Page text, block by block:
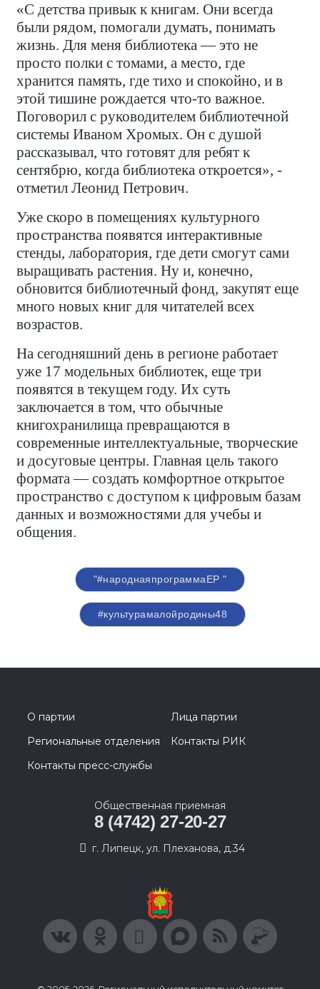
«С детства привык к книгам. Они всегда
были рядом, помогали думать, понимать
жизнь. Для меня библиотека — это не
просто полки с томами, а место, где
хранится память, где тихо и спокойно, и в
этой тишине рождается что-то важное.
Поговорил с руководителем библиотечной
системы Иваном Хромых. Он с душой
рассказывал, что готовят для ребят к
сентябрю, когда библиотека откроется», -
отметил Леонид Петрович.
Уже скоро в помещениях культурного
пространства появятся интерактивные
стенды, лаборатория, где дети смогут сами
выращивать растения. Ну и, конечно,
обновится библиотечный фонд, закупят еще
много новых книг для читателей всех
возрастов.
На сегодняшний день в регионе работает
уже 17 модельных библиотек, еще три
появятся в текущем году. Их суть
заключается в том, что обычные
книгохранилища превращаются в
современные интеллектуальные, творческие
и досуговые центры. Главная цель такого
формата — создать комфортное открытое
пространство с доступом к цифровым базам
данных и возможностями для учебы и
общения.
"#народнаяпрограммаЕР "
#культурамалойродины48
О партии
Лица партии
Региональные отделения
Контакты РИК
Контакты пресс-службы
Общественная приемная
8 (4742) 27-20-27
г. Липецк, ул. Плеханова, д.34